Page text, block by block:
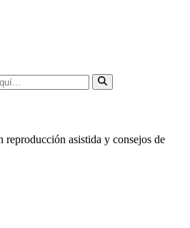
reproducción asistida y consejos de